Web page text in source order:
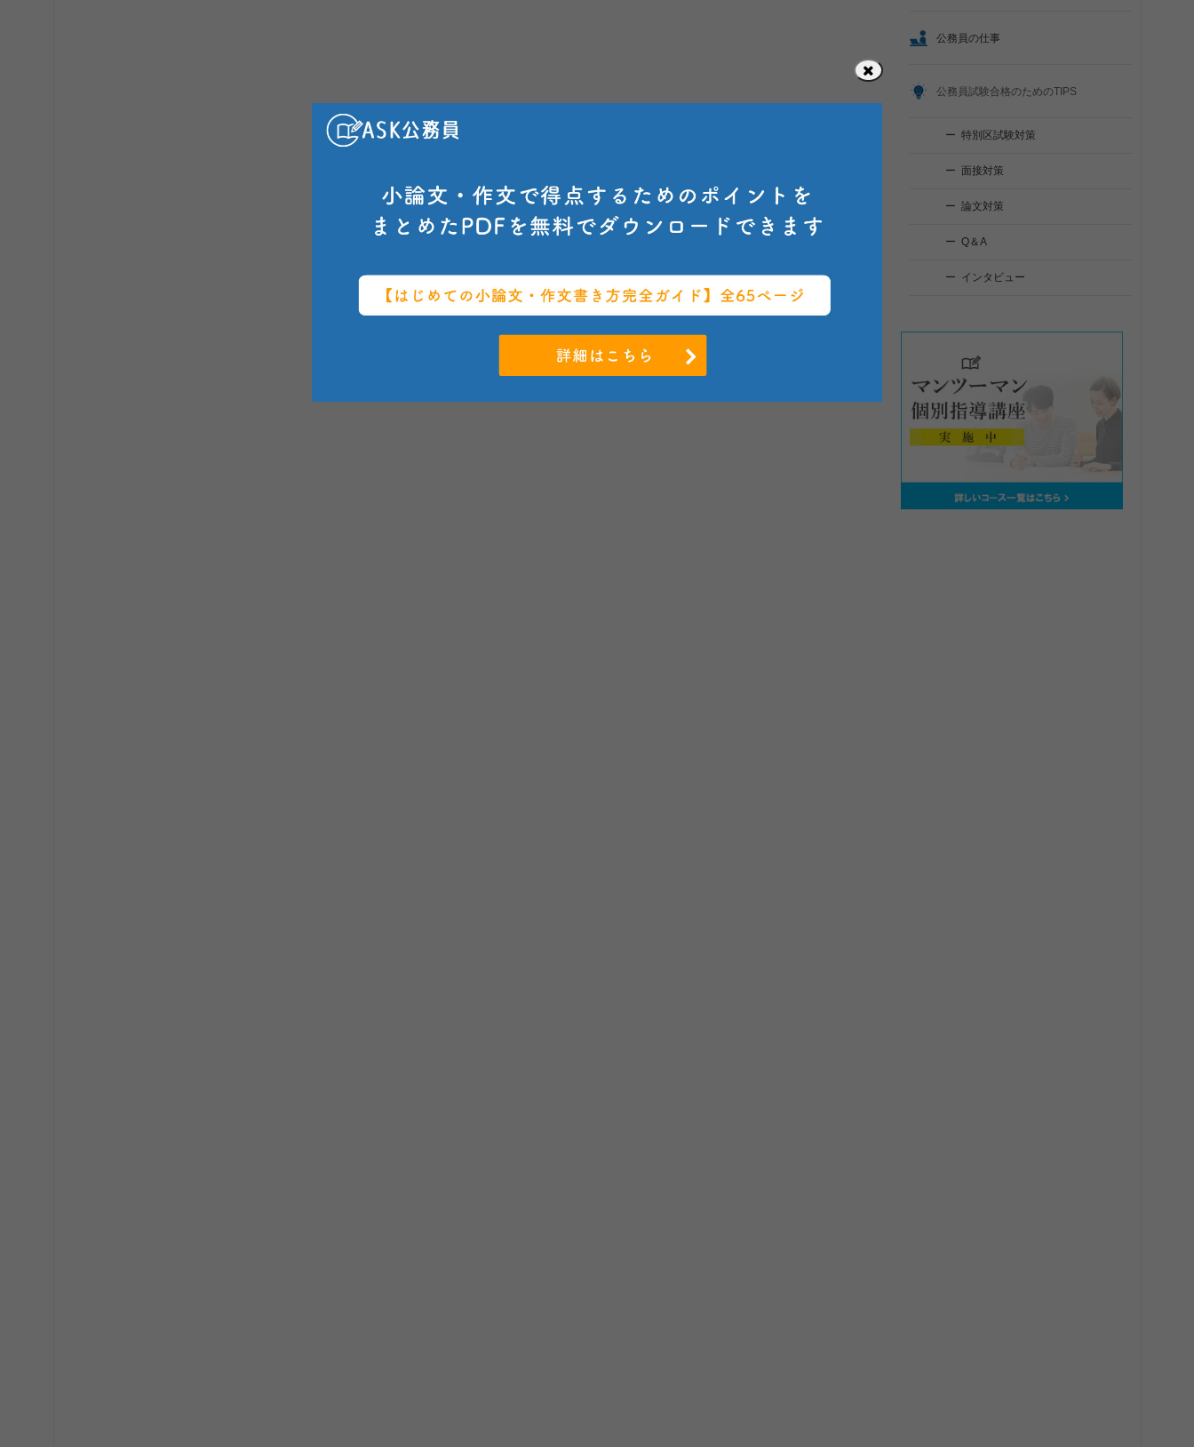
公務員の仕事
公務員試験合格のためのTIPS
特別区試験対策
面接対策
論文対策
Q＆A
インタビュー